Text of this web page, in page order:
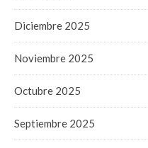
Diciembre 2025
Noviembre 2025
Octubre 2025
Septiembre 2025